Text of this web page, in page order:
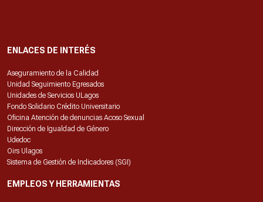
ENLACES DE INTERÉS
Aseguramiento de la Calidad
Unidad Seguimiento Egresados
Unidades de Servicios ULagos
Fondo Solidario Crédito Universitario
Oficina Atención de denuncias Acoso Sexual
Dirección de Igualdad de Género
Udedoc
Oirs Ulagos
Sistema de Gestión de Indicadores (SGI)
EMPLEOS Y HERRAMIENTAS